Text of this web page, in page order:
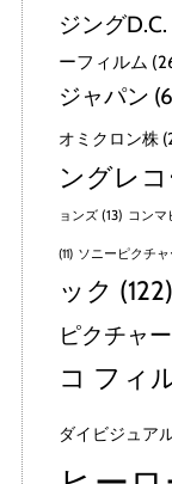
ジングD.C.
ーフィルム
ジャパン
オミクロン株
ングレ
ョンズ (13) コンマ
(11) ソニーピクチ
ック (122)
ピクチャ
コ フィ
ダイビジュア